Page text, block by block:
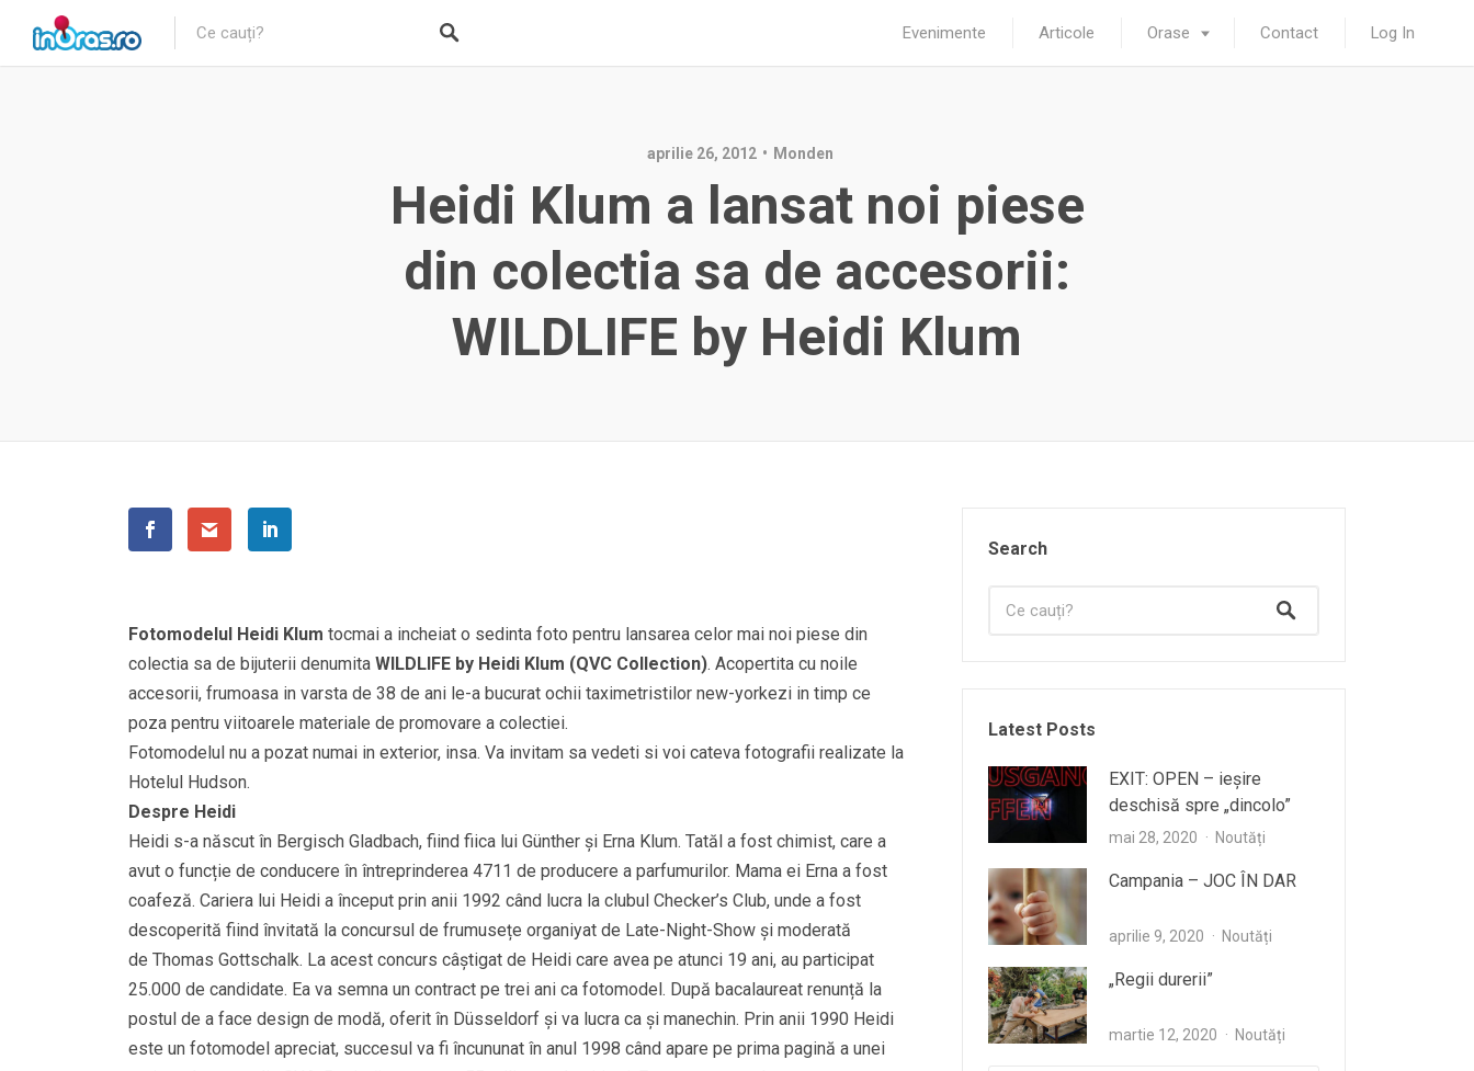
Evenimente Articole Orase Contact Log In
aprilie 26, 2012 Monden
Heidi Klum a lansat noi piese
din colectia sa de accesorii:
WILDLIFE by Heidi Klum
Fotomodelul Heidi Klum tocmai a incheiat o sedinta foto pentru lansarea celor mai noi piese din
colectia sa de bijuterii denumita WILDLIFE by Heidi Klum (QVC Collection). Acopertita cu noile
accesorii, frumoasa in varsta de 38 de ani le-a bucurat ochii taximetristilor new-yorkezi in timp ce
poza pentru viitoarele materiale de promovare a colectiei.
Fotomodelul nu a pozat numai in exterior, insa. Va invitam sa vedeti si voi cateva fotografii realizate la
Hotelul Hudson.
Despre Heidi
Heidi s-a născut în Bergisch Gladbach, fiind fiica lui Günther și Erna Klum. Tatăl a fost chimist, care a
avut o funcție de conducere în întreprinderea 4711 de producere a parfumurilor. Mama ei Erna a fost
coafeză. Cariera lui Heidi a început prin anii 1992 când lucra la clubul Checker’s Club, unde a fost
descoperită fiind învitată la concursul de frumusețe organiyat de Late-Night-Show și moderată
de Thomas Gottschalk. La acest concurs câștigat de Heidi care avea pe atunci 19 ani, au participat
25.000 de candidate. Ea va semna un contract pe trei ani ca fotomodel. După bacalaureat renunță la
postul de a face design de modă, oferit în Düsseldorf și va lucra ca și manechin. Prin anii 1990 Heidi
este un fotomodel apreciat, succesul va fi încununat în anul 1998 când apare pe prima pagină a unei
Search
Latest Posts
EXIT: OPEN – ieşire
deschisă spre „dincolo”
mai 28, 2020 Noutăți
Campania – JOC ÎN DAR
aprilie 9, 2020 Noutăți
„Regii durerii”
martie 12, 2020 Noutăți